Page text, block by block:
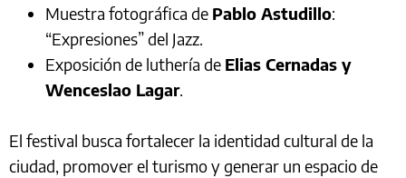
Muestra fotográfica de Pablo Astudillo:
“Expresiones” del Jazz.
Exposición de luthería de Elias Cernadas y
Wenceslao Lagar.
El festival busca fortalecer la identidad cultural de la
ciudad, promover el turismo y generar un espacio de